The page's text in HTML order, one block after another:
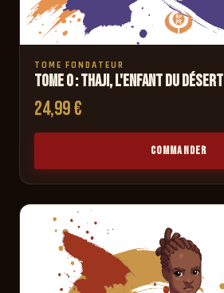
TOME FONDATEUR
Tome 0 : Thaji, l'enfant du désert
24,99 €
COMMANDER